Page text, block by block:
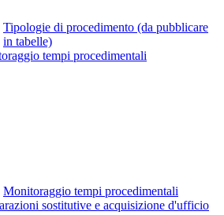
Tipologie di procedimento (da pubblicare
in tabelle)
tempi procedimentali
Monitoraggio tempi procedimentali
sostitutive e acquisizione d'ufficio